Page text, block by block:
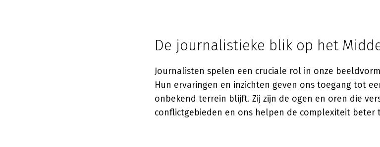
De journalistieke blik op het
Journalisten spelen een cruciale rol in onze
Hun ervaringen en inzichten geven ons toegang tot
onbekend terrein blijft. Zij zijn de ogen en oren die
conflictgebieden en ons helpen de complexiteit beter